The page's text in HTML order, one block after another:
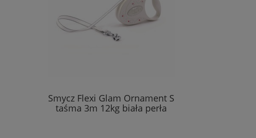
Smycz Flexi Glam Ornament S
taśma 3m 12kg biała perła